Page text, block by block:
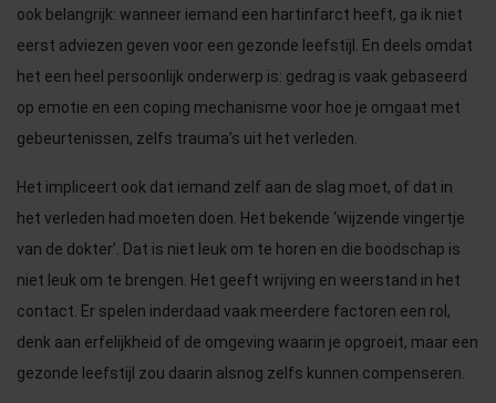
ook belangrijk: wanneer iemand een hartinfarct heeft, ga ik niet
eerst adviezen geven voor een gezonde leefstijl. En deels omdat
het een heel persoonlijk onderwerp is: gedrag is vaak gebaseerd
op emotie en een coping mechanisme voor hoe je omgaat met
gebeurtenissen, zelfs trauma’s uit het verleden.
Het impliceert ook dat iemand zelf aan de slag moet, of dat in
het verleden had moeten doen. Het bekende ‘wijzende vingertje
van de dokter’. Dat is niet leuk om te horen en die boodschap is
niet leuk om te brengen. Het geeft wrijving en weerstand in het
contact. Er spelen inderdaad vaak meerdere factoren een rol,
denk aan erfelijkheid of de omgeving waarin je opgroeit, maar een
gezonde leefstijl zou daarin alsnog zelfs kunnen compenseren.